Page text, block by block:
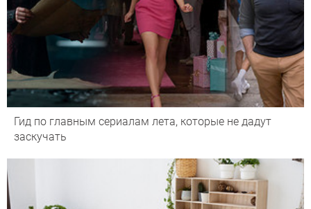
Гид по главным сериалам лета, которые не дадут
заскучать